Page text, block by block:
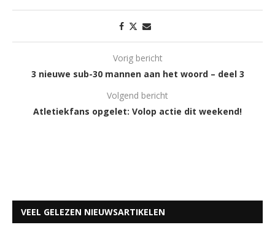
Vorig bericht
3 nieuwe sub-30 mannen aan het woord – deel 3
Volgend bericht
Atletiekfans opgelet: Volop actie dit weekend!
VEEL GELEZEN NIEUWSARTIKELEN